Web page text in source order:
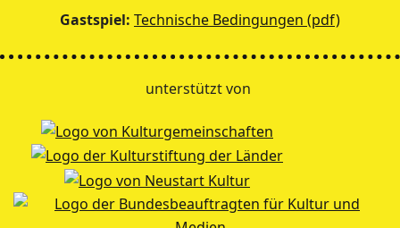
Gastspiel: Technische Bedingungen (pdf)
unterstützt von